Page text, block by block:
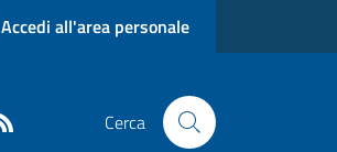
Accedi all'area personale
Cerca